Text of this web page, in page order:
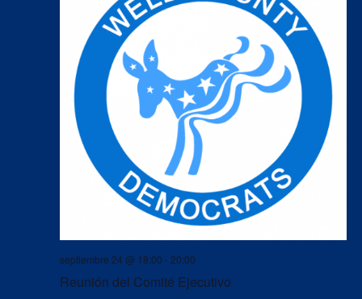
Reunión del Comité Ejecutivo
septiembre 24 @ 18:00 -20:00